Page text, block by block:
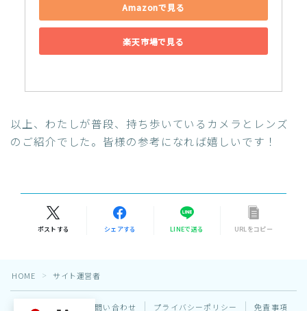
Amazonで見る
楽天市場で見る
以上、わたしが普段、持ち歩いているカメラとレンズ
のご紹介でした。皆様の参考になれば嬉しいです！
ポストする シェアする LINEで送る URLをコピー
HOME ＞ サイト運営者
サイトマップ お問い合わせ プライバシーポリシー 免責事項